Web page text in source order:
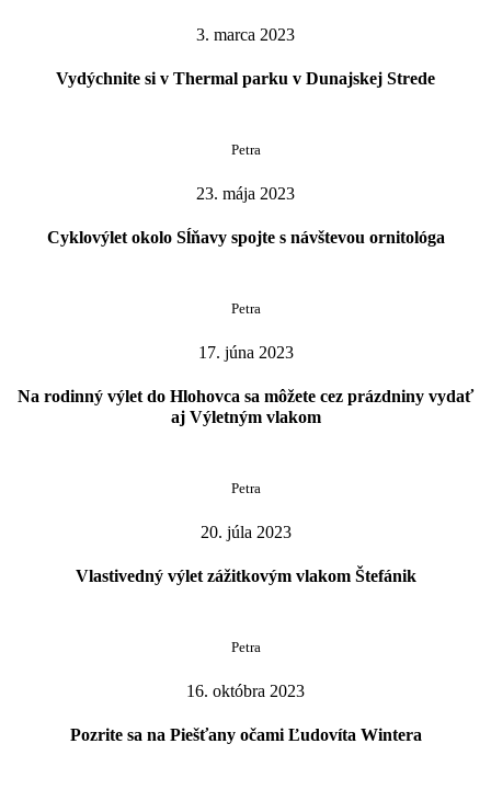
3. marca 2023
Vydýchnite si v Thermal parku v Dunajskej Strede
Petra
23. mája 2023
Cyklovýlet okolo Sĺňavy spojte s návštevou ornitológa
Petra
17. júna 2023
Na rodinný výlet do Hlohovca sa môžete cez prázdniny vydať
aj Výletným vlakom
Petra
20. júla 2023
Vlastivedný výlet zážitkovým vlakom Štefánik
Petra
16. októbra 2023
Pozrite sa na Piešťany očami Ľudovíta Wintera